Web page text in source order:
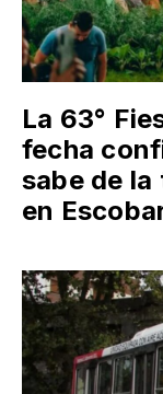
La 63°
fecha
sabe de
en